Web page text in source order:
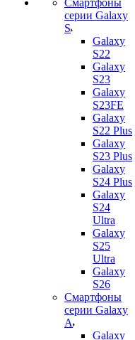
Смартфоны
серии Galaxy
S
Galaxy
S22
Galaxy
S23
Galaxy
S23FE
Galaxy
S22 Plus
Galaxy
S23 Plus
Galaxy
S24 Plus
Galaxy
S24
Ultra
Galaxy
S25
Ultra
Galaxy
S26
Смартфоны
серии Galaxy
A
Galaxy